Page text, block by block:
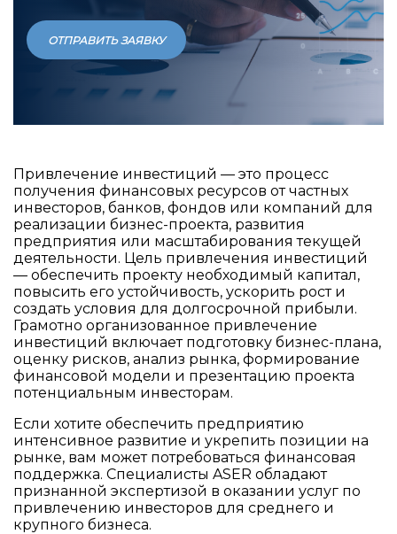
ОТПРАВИТЬ ЗАЯВКУ
Привлечение инвестиций — это процесс
получения финансовых ресурсов от частных
инвесторов, банков, фондов или компаний для
реализации бизнес-проекта, развития
предприятия или масштабирования текущей
деятельности. Цель привлечения инвестиций
— обеспечить проекту необходимый капитал,
повысить его устойчивость, ускорить рост и
создать условия для долгосрочной прибыли.
Грамотно организованное привлечение
инвестиций включает подготовку бизнес-плана,
оценку рисков, анализ рынка, формирование
финансовой модели и презентацию проекта
потенциальным инвесторам.
Если хотите обеспечить предприятию
интенсивное развитие и укрепить позиции на
рынке, вам может потребоваться финансовая
поддержка. Специалисты ASER обладают
признанной экспертизой в оказании услуг по
привлечению инвесторов для среднего и
крупного бизнеса.